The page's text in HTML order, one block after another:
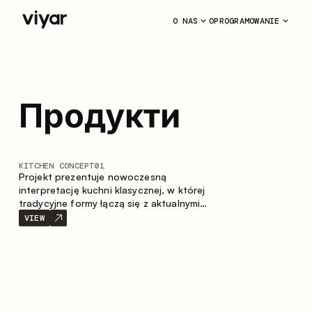
O NAS OPROGRAMOWANIE
Продукти
KITCHEN CONCEPT01
Projekt prezentuje nowoczesną
interpretację kuchni klasycznej, w której
tradycyjne formy łączą się z aktualnymi
materiałami oraz stonowaną paletą
kolorystyczną. Przemyślana i przestronna
VIEW